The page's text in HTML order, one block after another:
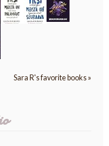
Sara R's favorite books »